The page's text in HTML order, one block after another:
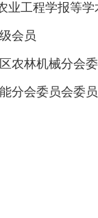
业工程学报等
会员
农林机械分会
分会委员会委员